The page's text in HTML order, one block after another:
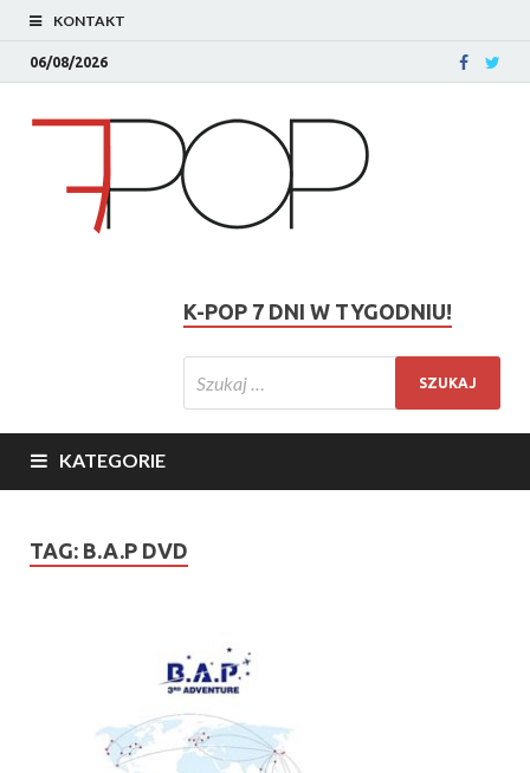
KONTAKT
06/08/2026
K-POP 7 DNI W TYGODNIU!
KATEGORIE
TAG: B.A.P DVD